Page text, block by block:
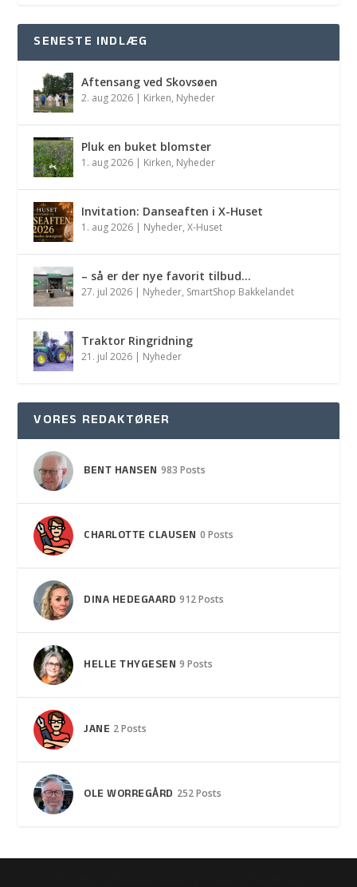
SENESTE INDLÆG
Aftensang ved Skovsøen
2. aug 2026 | Kirken, Nyheder
Pluk en buket blomster
1. aug 2026 | Kirken, Nyheder
Invitation: Danseaften i X-Huset
1. aug 2026 | Nyheder,X-Huset
– så er der nye favorit tilbud…
27. jul 2026 | Nyheder, SmartShop Bakkelandet
Traktor Ringridning
21. jul 2026 | Nyheder
VORES REDAKTØRER
BENT HANSEN 983 Posts
CHARLOTTE CLAUSEN 0 Posts
DINA HEDEGAARD 912 Posts
HELLE THYGESEN 9 Posts
JANE 2 Posts
OLE WORREGÅRD 252 Posts